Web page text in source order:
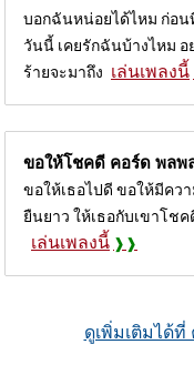
บอกฉันหน่อยได้ไหม ก่อน
วันนี้ เคยรักฉันบ้างไหม
ร้ายจะมาถึง เล่นเพลงนี้
ขอให้โชคดี คอร์ด พลพ
ขอให้เธอไปดี ขอให้มีคว
ยืนยาว ให้เธอกับเขาโช
เล่นเพลงนี้
ดูเพิ่มเติมได้ที่